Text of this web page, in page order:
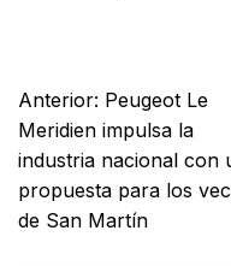
Anterior: Peugeot Le
Meridien impulsa la
industria nacional con
propuesta para los
de San Martín